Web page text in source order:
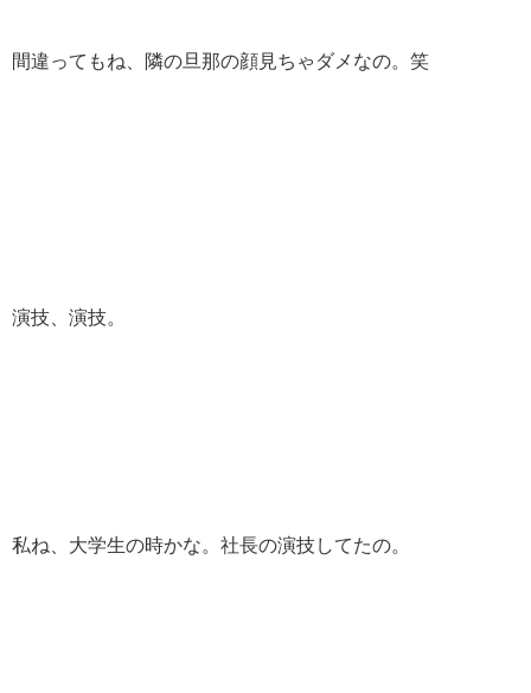
間違ってもね、隣の旦那の顔見ちゃダメなの。笑
演技、演技。
私ね、大学生の時かな。社長の演技してたの。